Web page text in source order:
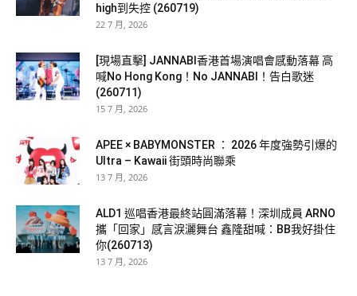
high到失控 (260719)
22 7 月, 2026
[現場直擊] JANNABI香港首場演唱會感動落幕 高
喊No Hong Kong！No JANNABI！告白歌迷
(260711)
15 7 月, 2026
APEE × BABYMONSTER ： 2026 年度強勢引爆的
Ultra – Kawaii 街頭時尚聯乘
13 7 月, 2026
ALD1 巡唱香港最終站圓滿落幕！深圳成員 ARNO
攜「回家」感言淚灑舞台 鑫隆甜喊：BB我好掛住
你(260713)
13 7 月, 2026